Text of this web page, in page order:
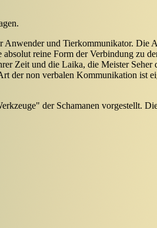
Anwender und Tierkommunikator. Die
reine Form der Verbindung zu
Zeit und die Laika, die Meister Seher
der non verbalen Kommunikation ist
der Schamanen vorgestellt.